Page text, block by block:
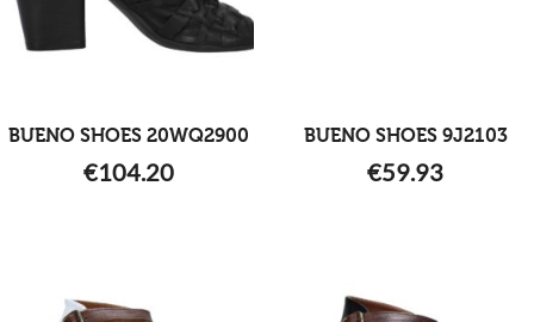
BUENO SHOES 20WQ2900
€104.20
BUENO SHOES 9J2103
€59.93